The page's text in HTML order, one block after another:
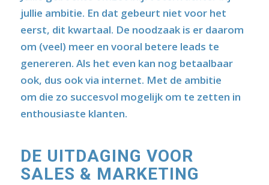
jullie ambitie. En dat gebeurt niet voor het
eerst, dit kwartaal. De noodzaak is er daarom
om (veel) meer en vooral betere leads te
genereren. Als het even kan nog betaalbaar
ook, dus ook via internet. Met de ambitie
om die zo succesvol mogelijk om te zetten in
enthousiaste klanten.
DE UITDAGING VOOR
SALES & MARKETING